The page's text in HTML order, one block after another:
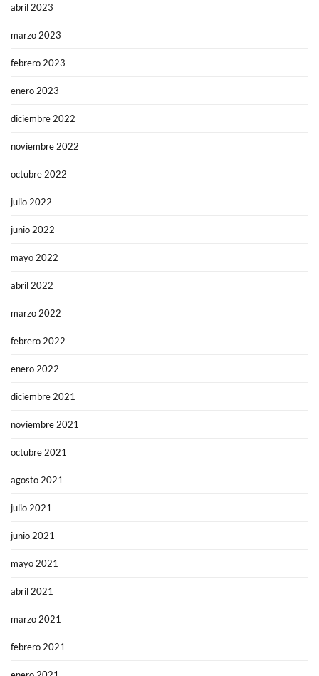
abril 2023
marzo 2023
febrero 2023
enero 2023
diciembre 2022
noviembre 2022
octubre 2022
julio 2022
junio 2022
mayo 2022
abril 2022
marzo 2022
febrero 2022
enero 2022
diciembre 2021
noviembre 2021
octubre 2021
agosto 2021
julio 2021
junio 2021
mayo 2021
abril 2021
marzo 2021
febrero 2021